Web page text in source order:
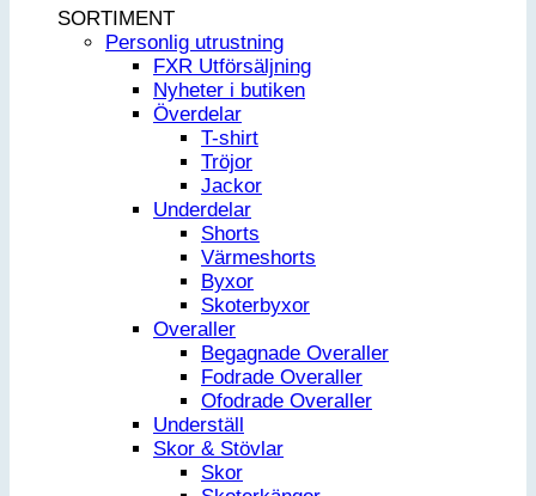
2,090.00 kr.
SORTIMENT
Personlig utrustning
FXR Utförsäljning
Nyheter i butiken
Överdelar
T-shirt
Tröjor
Jackor
Underdelar
Shorts
Värmeshorts
Byxor
Skoterbyxor
Overaller
Begagnade Overaller
Fodrade Overaller
Ofodrade Overaller
Underställ
Skor & Stövlar
Skor